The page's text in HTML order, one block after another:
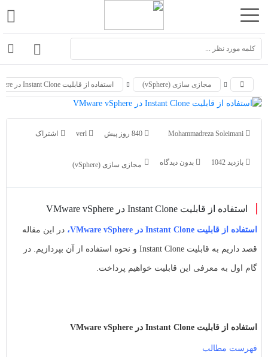
اشتراک
استفاده
از
روش‌های
زیر
صفحه
به
کپی
مجازی سازی (vSphere) استفاده از قابلیت Instant Clone در VMware vSphere
Mohammadreza Soleimani 840 روز پیش verl
اشتراک
با
استفاده
از
می‌توانید
با
دوستان
کپی
بازدید 1042 بدون دیدگاه مجازی سازی (vSphere)
استفاده از قابلیت Instant Clone در VMware vSphere
استفاده از قابلیت Instant Clone در VMware vSphere، در این مقاله
قصد داریم به قابلیت Instant Clone و نحوه استفاده از آن بپردازیم. در
گام اول به معرفی این قابلیت خواهیم پرداخت.
استفاده از قابلیت Instant Clone در VMware vSphere
فهرست مطالب